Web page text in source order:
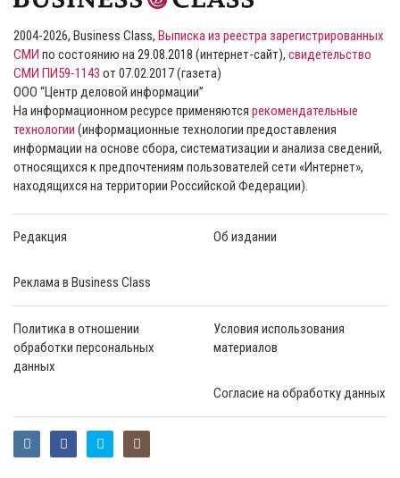
2004-2026, Business Class, Выписка из реестра зарегистрированных
СМИ по состоянию на 29.08.2018 (интернет-сайт), свидетельство
СМИ ПИ59-1143 от 07.02.2017 (газета)
ООО “Центр деловой информации”
На информационном ресурсе применяются рекомендательные
технологии (информационные технологии предоставления
информации на основе сбора, систематизации и анализа сведений,
относящихся к предпочтениям пользователей сети «Интернет»,
находящихся на территории Российской Федерации).
Редакция Об издании
Реклама в Business Class
Политика в отношении
обработки персональных
данных
Условия использования
материалов
Согласие на обработку данных